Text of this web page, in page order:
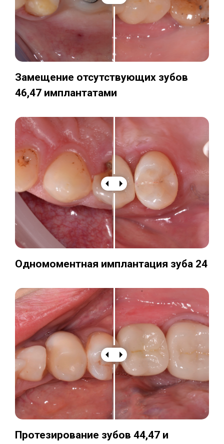
Замещение отсутствующих зубов
46,47 имплантатами
Одномоментная имплантация зуба 24
Протезирование зубов 44,47 и